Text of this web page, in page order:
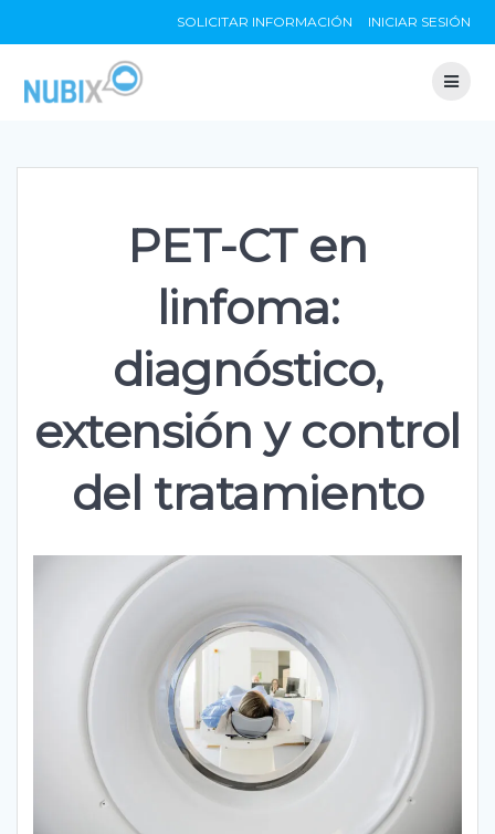
to
SOLICITAR INFORMACIÓN INICIAR SESIÓN
PET-CT en
linfoma:
diagnóstico,
extensión y control
del tratamiento